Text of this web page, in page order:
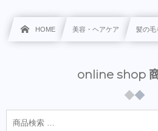
HOME 美容・ヘアケア 髪の毛
online shop